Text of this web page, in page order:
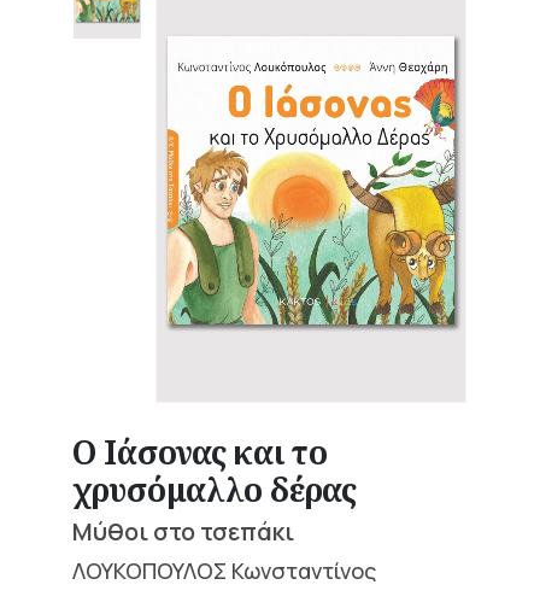
Ο Ιάσονας και το
χρυσόμαλλο δέρας
Μύθοι στο τσεπάκι
ΛΟΥΚΟΠΟΥΛΟΣ Κωνσταντίνος